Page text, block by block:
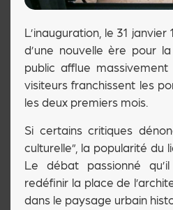
L’inauguration, le 31
d’une nouvelle ère pour
public afflue massivement
visiteurs franchissent les
les deux premiers mois.
Si certains critiques
culturelle”, la popularité du
Le débat passionné
redéfinir la place de
dans le paysage urbain